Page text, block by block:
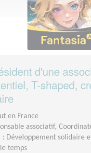
d'une
T-shaped,
en France
associatif,
: Développement solidaire
le temps